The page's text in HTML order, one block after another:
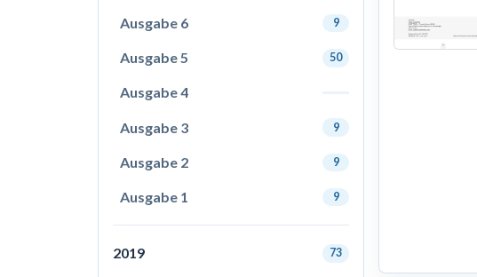
Ausgabe 6 9
Ausgabe 5 50
Ausgabe 4
Ausgabe 3 9
Ausgabe 2 9
Ausgabe 1 9
2019 73